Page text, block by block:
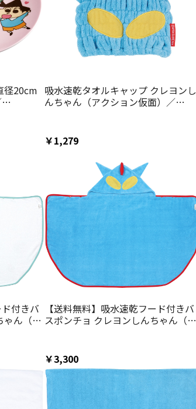
径20cm 吸水速乾タオルキャップ クレヨンし
んちゃん（アクション仮面）／
￥1,279
付きバ
ゃん（シ
【送料無料】吸水速乾フード付きバ
スポンチョ クレヨンしんちゃん（ア
￥3,300